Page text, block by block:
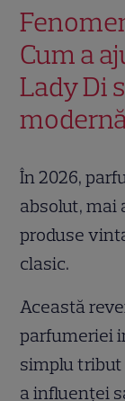
Cum a
Lady Di
În 2026,
absolut, mai
produse
clasic.
Această
parfumeriei
simplu
a influenței